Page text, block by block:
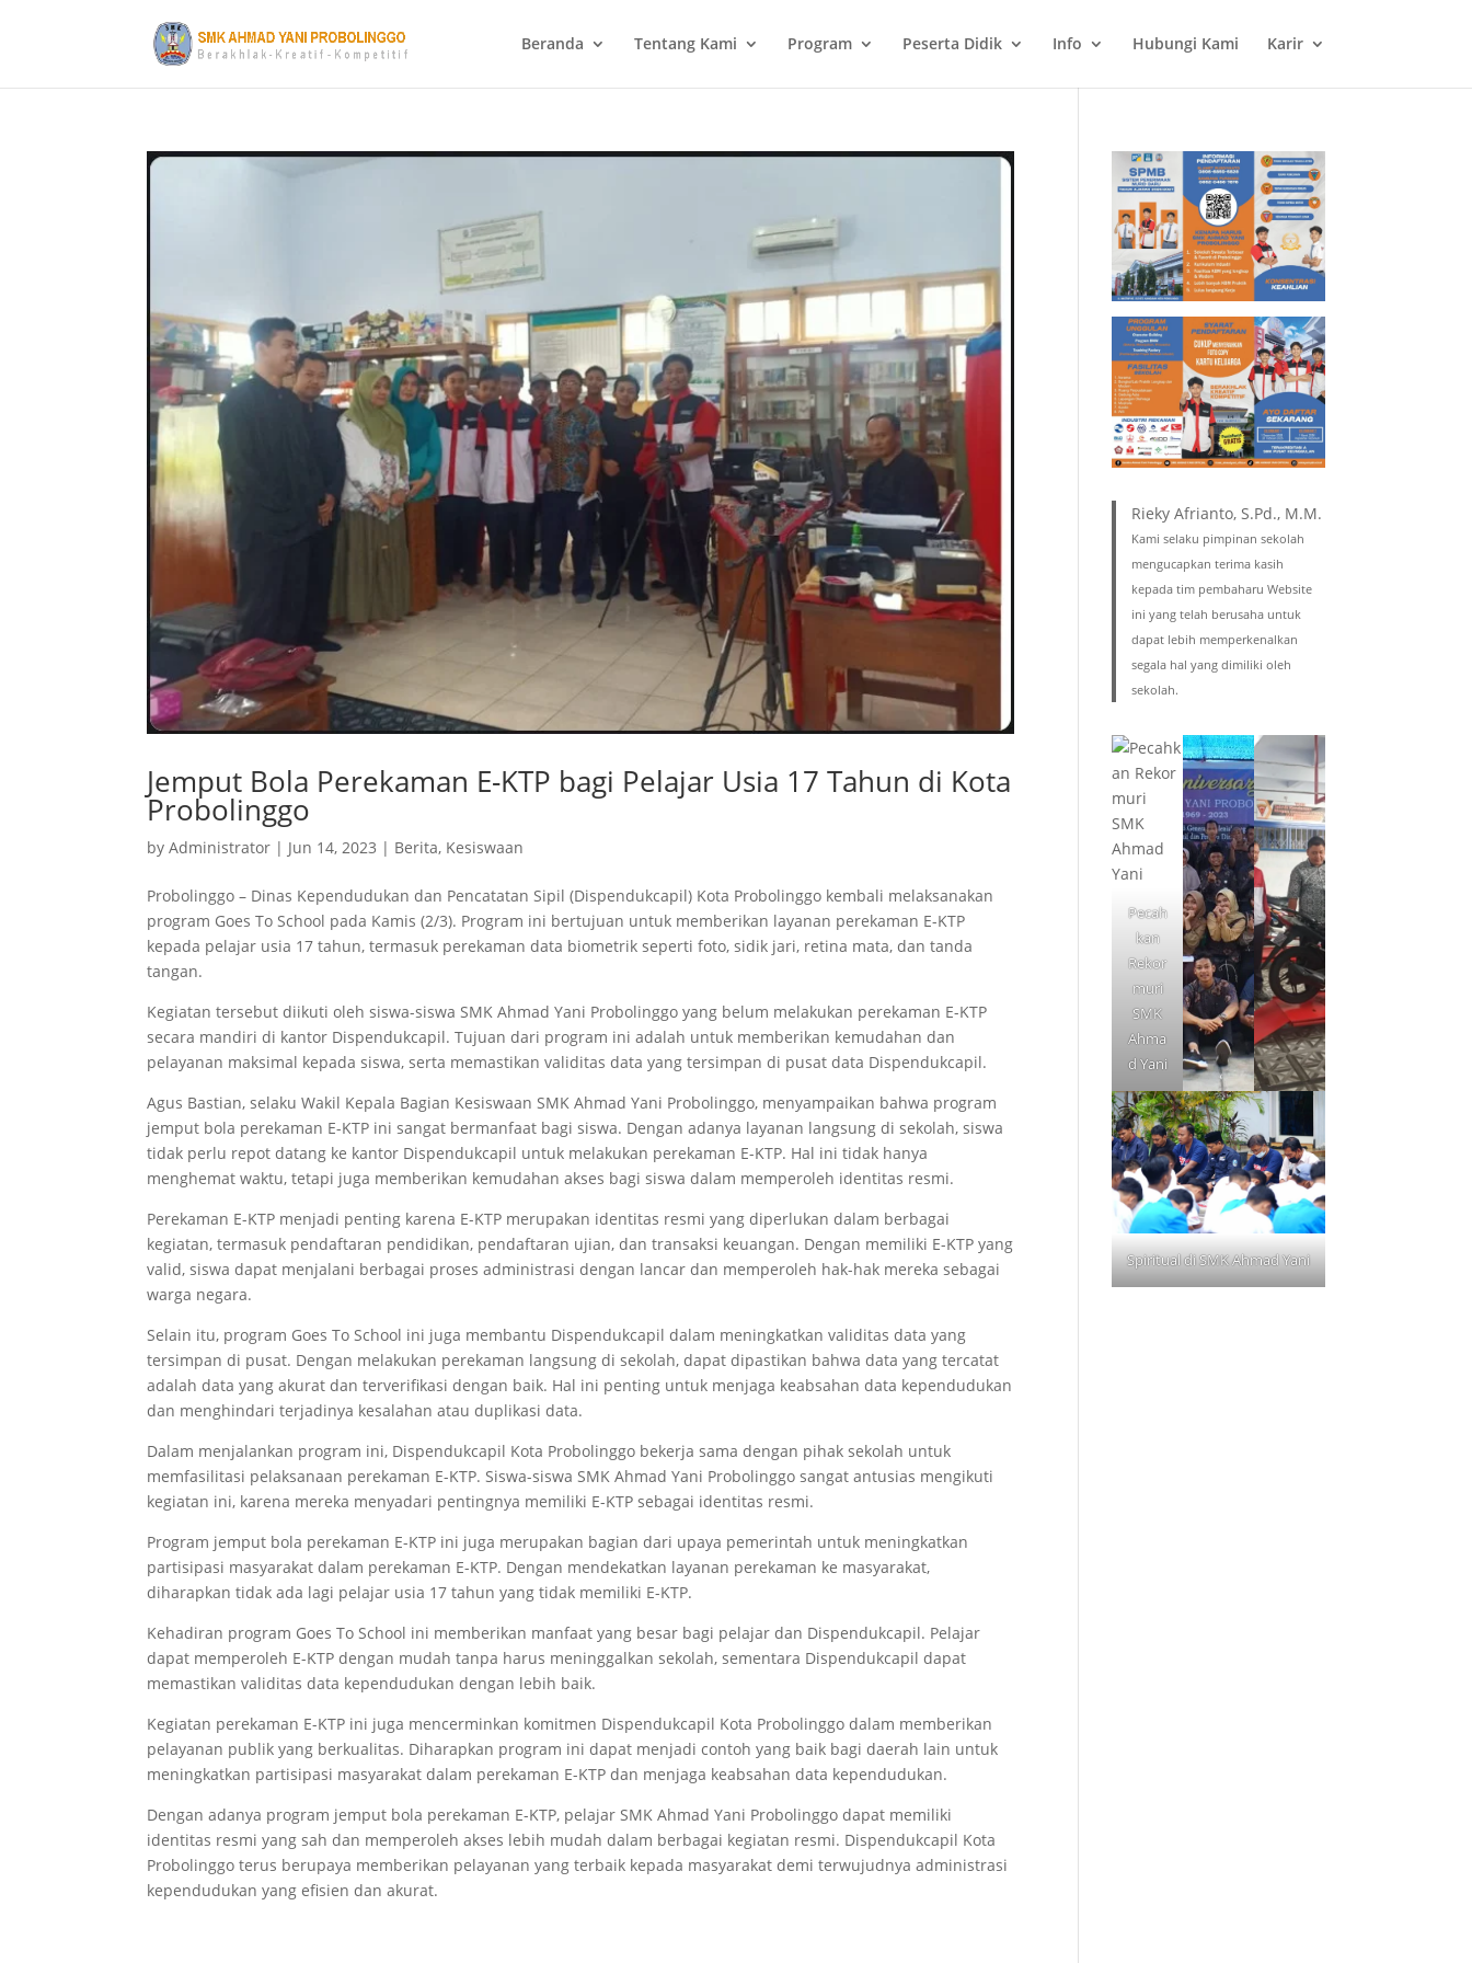
Beranda Tentang Kami Program Peserta Didik Info Hubungi Kami Karir
Jemput Bola Perekaman E-KTP bagi Pelajar Usia 17 Tahun di Kota
Probolinggo
byAdministrator | Jun 14, 2023 | Berita, Kesiswaan
Probolinggo – Dinas Kependudukan dan Pencatatan Sipil (Dispendukcapil) Kota Probolinggo kembali melaksanakan
program Goes To School pada Kamis (2/3). Program ini bertujuan untuk memberikan layanan perekaman E-KTP
kepada pelajar usia 17 tahun, termasuk perekaman data biometrik seperti foto, sidik jari, retina mata, dan tanda
tangan.
Kegiatan tersebut diikuti oleh siswa-siswa SMK Ahmad Yani Probolinggo yang belum melakukan perekaman E-KTP
secara mandiri di kantor Dispendukcapil. Tujuan dari program ini adalah untuk memberikan kemudahan dan
pelayanan maksimal kepada siswa, serta memastikan validitas data yang tersimpan di pusat data Dispendukcapil.
Agus Bastian, selaku Wakil Kepala Bagian Kesiswaan SMK Ahmad Yani Probolinggo, menyampaikan bahwa program
jemput bola perekaman E-KTP ini sangat bermanfaat bagi siswa. Dengan adanya layanan langsung di sekolah, siswa
tidak perlu repot datang ke kantor Dispendukcapil untuk melakukan perekaman E-KTP. Hal ini tidak hanya
menghemat waktu, tetapi juga memberikan kemudahan akses bagi siswa dalam memperoleh identitas resmi.
Perekaman E-KTP menjadi penting karena E-KTP merupakan identitas resmi yang diperlukan dalam berbagai
kegiatan, termasuk pendaftaran pendidikan, pendaftaran ujian, dan transaksi keuangan. Dengan memiliki E-KTP yang
valid, siswa dapat menjalani berbagai proses administrasi dengan lancar dan memperoleh hak-hak mereka sebagai
warga negara.
Selain itu, program Goes To School ini juga membantu Dispendukcapil dalam meningkatkan validitas data yang
tersimpan di pusat. Dengan melakukan perekaman langsung di sekolah, dapat dipastikan bahwa data yang tercatat
adalah data yang akurat dan terverifikasi dengan baik. Hal ini penting untuk menjaga keabsahan data kependudukan
dan menghindari terjadinya kesalahan atau duplikasi data.
Dalam menjalankan program ini, Dispendukcapil Kota Probolinggo bekerja sama dengan pihak sekolah untuk
memfasilitasi pelaksanaan perekaman E-KTP. Siswa-siswa SMK Ahmad Yani Probolinggo sangat antusias mengikuti
kegiatan ini, karena mereka menyadari pentingnya memiliki E-KTP sebagai identitas resmi.
Program jemput bola perekaman E-KTP ini juga merupakan bagian dari upaya pemerintah untuk meningkatkan
partisipasi masyarakat dalam perekaman E-KTP. Dengan mendekatkan layanan perekaman ke masyarakat,
diharapkan tidak ada lagi pelajar usia 17 tahun yang tidak memiliki E-KTP.
Kehadiran program Goes To School ini memberikan manfaat yang besar bagi pelajar dan Dispendukcapil. Pelajar
dapat memperoleh E-KTP dengan mudah tanpa harus meninggalkan sekolah, sementara Dispendukcapil dapat
memastikan validitas data kependudukan dengan lebih baik.
Kegiatan perekaman E-KTP ini juga mencerminkan komitmen Dispendukcapil Kota Probolinggo dalam memberikan
pelayanan publik yang berkualitas. Diharapkan program ini dapat menjadi contoh yang baik bagi daerah lain untuk
meningkatkan partisipasi masyarakat dalam perekaman E-KTP dan menjaga keabsahan data kependudukan.
Dengan adanya program jemput bola perekaman E-KTP, pelajar SMK Ahmad Yani Probolinggo dapat memiliki
identitas resmi yang sah dan memperoleh akses lebih mudah dalam berbagai kegiatan resmi. Dispendukcapil Kota
Probolinggo terus berupaya memberikan pelayanan yang terbaik kepada masyarakat demi terwujudnya administrasi
kependudukan yang efisien dan akurat.
Rieky Afrianto, S.Pd., M.M.
Kami selaku pimpinan sekolah
mengucapkan terima kasih
kepada tim pembaharu Website
ini yang telah berusaha untuk
dapat lebih memperkenalkan
segala hal yang dimiliki oleh
sekolah.
Pecah
kan
Rekor
muri
SMK
Ahma
d Yani
Spiritual di SMK Ahmad Yani